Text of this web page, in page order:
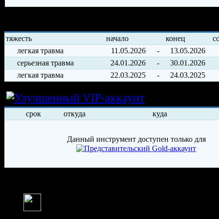
тяжесть начало конец
легкая травма
11.05.2026 -
13.05.2026
серьезная травма
24.01.2026 -
30.01.2026
легкая травма
22.03.2025 - 24.03.2025
Условия
срок откуда куда
Данный инструмент доступен только для